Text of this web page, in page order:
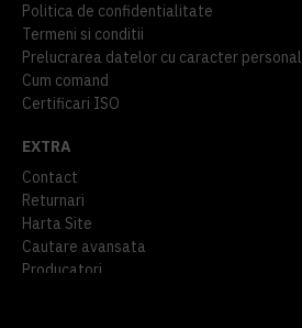
Politica de confidentialitate
Termeni si conditii
Prelucrarea datelor cu caracter personal
Cum comand
Certificari ISO
EXTRA
Contact
Returnari
Harta Site
Cautare avansata
Producatori